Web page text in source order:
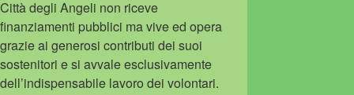
Città degli Angeli non riceve
finanziamenti pubblici ma vive ed opera
grazie ai generosi contributi dei suoi
sostenitori e si avvale esclusivamente
dell’indispensabile lavoro dei volontari.